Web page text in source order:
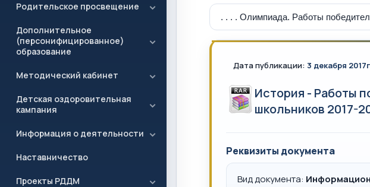
Родительское просвещение
Дополнительное
(персонифицированное)
образование
Методический кабинет
Детская оздоровительная
кампания
Информация о деятельности
Наставничество
Проекты РДДМ
Дата публикации: 3 декабря
История - Работы
школьников 2017-
Реквизиты документа
Вид документа: